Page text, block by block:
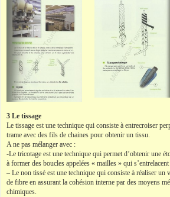
3 Le tissage
Le tissage est une technique qui consiste à entrecroiser
trame avec des fils de chaines pour obtenir un tissu.
A ne pas mélanger avec :
-Le tricotage est une technique qui permet d’obtenir une
à former des boucles appelées « mailles » qui
– Le non tissé est une technique qui consiste à réaliser un
de fibre en assurant la cohésion interne par des moyens
chimiques.